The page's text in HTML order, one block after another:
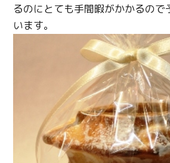
るのにとても手間暇がかかるので
います。